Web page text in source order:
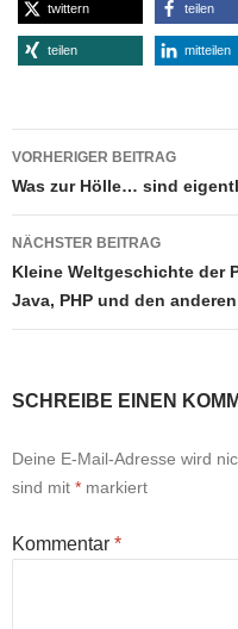
twittern teilen
teilen mitteilen
VORHERIGER BEITRAG
Was zur Hölle… sind
NÄCHSTER BEITRAG
Kleine Weltgeschichte der
Java, PHP und den anderen
SCHREIBE EINEN
Deine E-Mail-Adresse wird
sind mit * markiert
Kommentar *